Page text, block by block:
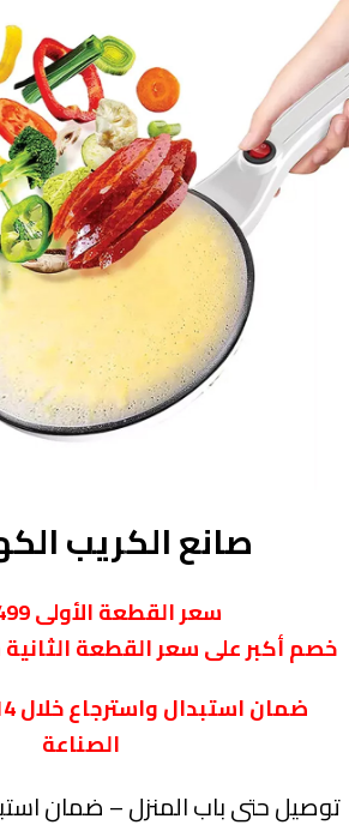
صانع الكريب
سعر القطعة الأولى 499 جنية
خصم أكبر على سعر القطعة
الصناعة
توصيل حتى باب المنزل – ضمان